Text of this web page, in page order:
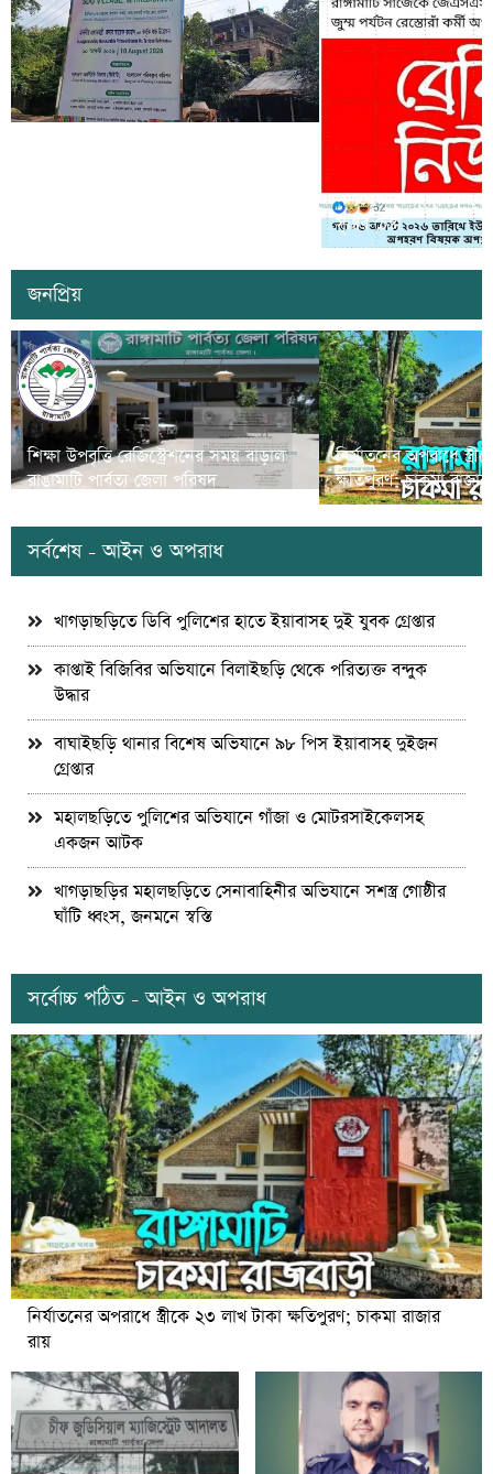
সাজেকে অপহরণের গুজব
সৃষ্টির চেষ্টা
জনপ্রিয়
শিক্ষা উপবৃত্তি রেজিস্ট্রেশনের সময় বাড়াল
রাঙামাটি পার্বত্য জেলা পরিষদ
নির্যাতনের অপরাধে
ক্ষতিপুরণ; চাকমা
সর্বশেষ - আইন ও অপরাধ
খাগড়াছড়িতে ডিবি পুলিশের হাতে ইয়াবাসহ দুই যুবক গ্রেপ্তার
কাপ্তাই বিজিবির অভিযানে বিলাইছড়ি থেকে পরিত্যক্ত বন্দুক
উদ্ধার
বাঘাইছড়ি থানার বিশেষ অভিযানে ৯৮ পিস ইয়াবাসহ দুইজন
গ্রেপ্তার
মহালছড়িতে পুলিশের অভিযানে গাঁজা ও মোটরসাইকেলসহ
একজন আটক
খাগড়াছড়ির মহালছড়িতে সেনাবাহিনীর অভিযানে সশস্ত্র গোষ্ঠীর
ঘাঁটি ধ্বংস, জনমনে স্বস্তি
সর্বোচ্চ পঠিত - আইন ও অপরাধ
নির্যাতনের অপরাধে স্ত্রীকে ২৩ লাখ টাকা ক্ষতিপুরণ; চাকমা রাজার
রায়